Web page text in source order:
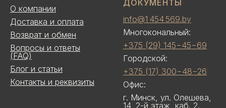
О компании
Доставка и оплата
Возврат и обмен
Вопросы и ответы
(FAQ)
Блог и статьи
Контакты и реквизиты
ДОКУМЕНТЫ
info@1 454 569.by
Многокональный:
+375 (29) 145−45−69
Городской:
+375 (17) 300−48−26
Офис:
г. Минск, ул. Олешева,
14, 2-й этаж, каб. 2.